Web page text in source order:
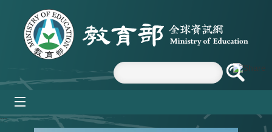
跳到主要內容區塊
:::